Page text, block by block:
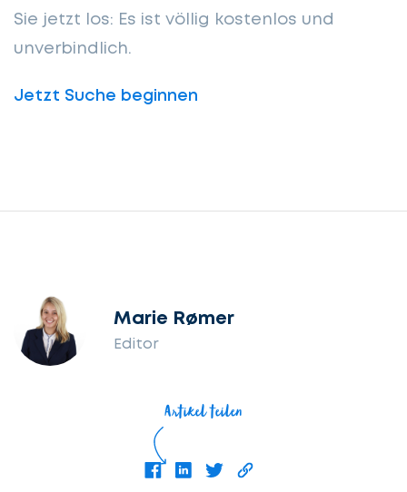
Sie jetzt los: Es ist völlig kostenlos und
unverbindlich.
Jetzt Suche beginnen
Marie Rømer
Editor
Artikel teilen